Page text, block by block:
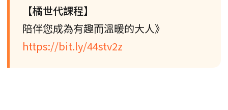
【橘世代課程】
陪伴您成為有趣而溫暖的大人》
https://bit.ly/44stv2z